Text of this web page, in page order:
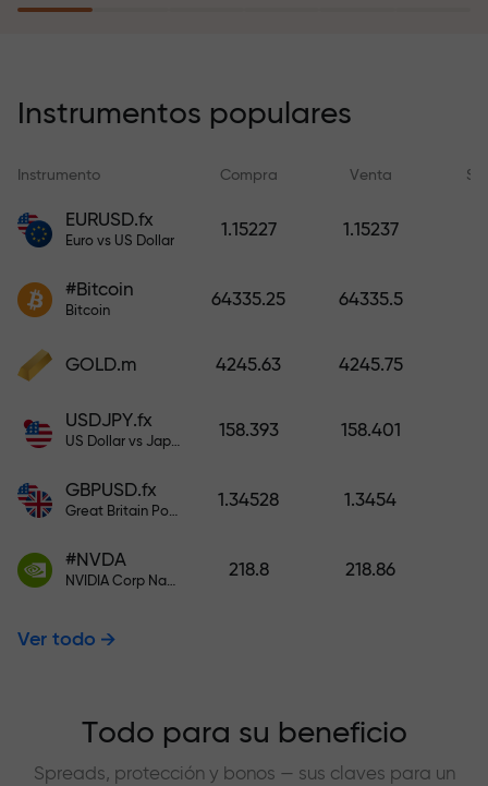
recargar su cuenta.
compensa sus pérdidas y
garantiza triplicar el beneficio
tranquilidad: su capital está
bono mil veces mayor que su
depósito, mayor será el
Instrumentos populares
Instrumento Compra Venta
EURUSD.fx
Euro vs US Dollar
1.15227 1.15237
#Bitcoin
Bitcoin
64335.25 64335.5
GOLD.m 4245.63 4245.75
USDJPY.fx
US Dollar vs Japanese Yen
158.393 158.401
GBPUSD.fx
Great Britain Pound vs US Dollar
1.34528 1.3454
#NVDA
NVIDIA Corp Nasdaq Stock Exchange (Nasdaq) USD
218.8 218.86
Ver todo
Todo para su beneficio
Spreads, protección y bonos — sus claves para un